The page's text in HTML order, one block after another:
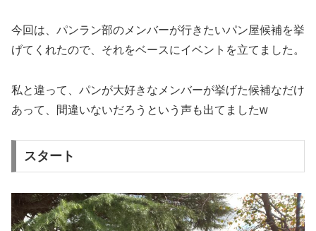
今回は、パンラン部のメンバーが行きたいパン屋候補を挙
げてくれたので、それをベースにイベントを立てました。
私と違って、パンが大好きなメンバーが挙げた候補なだけ
あって、間違いないだろうという声も出てましたw
スタート